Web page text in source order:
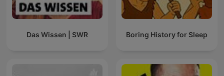
Das Wissen | SWR Boring History for Sleep